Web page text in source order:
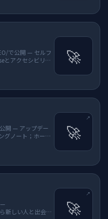
で公開 — セルフ
とアクセシビリテ
ツール & ユーティ
🚀
く）
開 — アップデー
グノート；ホーム
🚀
↗
）
—
新しい人と出会
🚀
↗